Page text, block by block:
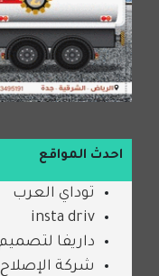
احدث المواقع
توداي العرب
insta driv
داريفا
شركة الإصلاح